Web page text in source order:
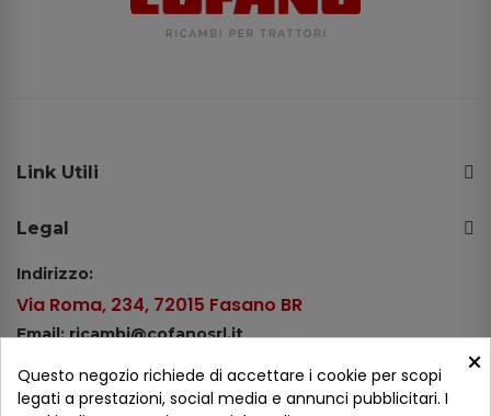
Link Utili
Legal
Indirizzo:
Via Roma, 234, 72015 Fasano BR
Email: ricambi@cofanosrl.it
Tel.: +39 080 44 13 478
×
Questo negozio richiede di accettare i cookie per scopi
legati a prestazioni, social media e annunci pubblicitari. I